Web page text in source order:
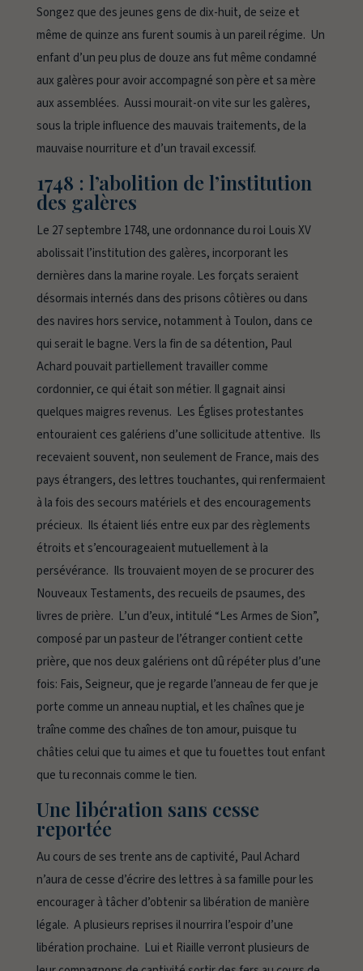
Songez que des jeunes gens de dix-huit, de seize et
même de quinze ans furent soumis à un pareil régime. Un
enfant d’un peu plus de douze ans fut même condamné
aux galères pour avoir accompagné son père et sa mère
aux assemblées. Aussi mourait-on vite sur les galères,
sous la triple influence des mauvais traitements, de la
mauvaise nourriture et d’un travail excessif.
1748 : l’abolition de l’institution
des galères
Le 27 septembre 1748, une ordonnance du roi Louis XV
abolissait l’institution des galères, incorporant les
dernières dans la marine royale. Les forçats seraient
désormais internés dans des prisons côtières ou dans
des navires hors service, notamment à Toulon, dans ce
qui serait le bagne. Vers la fin de sa détention, Paul
Achard pouvait partiellement travailler comme
cordonnier, ce qui était son métier. Il gagnait ainsi
quelques maigres revenus. Les Églises protestantes
entouraient ces galériens d’une sollicitude attentive. Ils
recevaient souvent, non seulement de France, mais des
pays étrangers, des lettres touchantes, qui renfermaient
à la fois des secours matériels et des encouragements
précieux. Ils étaient liés entre eux par des règlements
étroits et s’encourageaient mutuellement à la
persévérance. Ils trouvaient moyen de se procurer des
Nouveaux Testaments, des recueils de psaumes, des
livres de prière. L’un d’eux, intitulé “Les Armes de Sion”,
composé par un pasteur de l’étranger contient cette
prière, que nos deux galériens ont dû répéter plus d’une
fois: Fais, Seigneur, que je regarde l’anneau de fer que je
porte comme un anneau nuptial, et les chaînes que je
traîne comme des chaînes de ton amour, puisque tu
châties celui que tu aimes et que tu fouettes tout enfant
que tu reconnais comme le tien.
Une libération sans cesse
reportée
Au cours de ses trente ans de captivité, Paul Achard
n’aura de cesse d’écrire des lettres à sa famille pour les
encourager à tâcher d’obtenir sa libération de manière
légale. A plusieurs reprises il nourrira l’espoir d’une
libération prochaine. Lui et Riaille verront plusieurs de